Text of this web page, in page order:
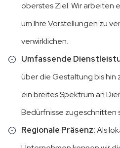
oberstes Ziel. Wir arbeiten
um Ihre Vorstellungen zu
verwirklichen.
Umfassende
über die Gestaltung bis hin
ein breites Spektrum an
Bedürfnisse zugeschnitten
Regionale Präsenz:Als